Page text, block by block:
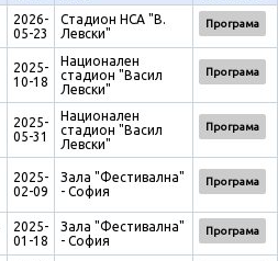
2026-
05-23
Стадион НСА "В.
Левски"
Програма
2025-
10-18
Национален
стадион "Васил
Левски"
Програма
2025-
05-31
Национален
стадион "Васил
Левски"
Програма
2025-
02-09
Зала "Фестивална"
- София
Програма
2025-
01-18
Зала "Фестивална"
- София
Програма